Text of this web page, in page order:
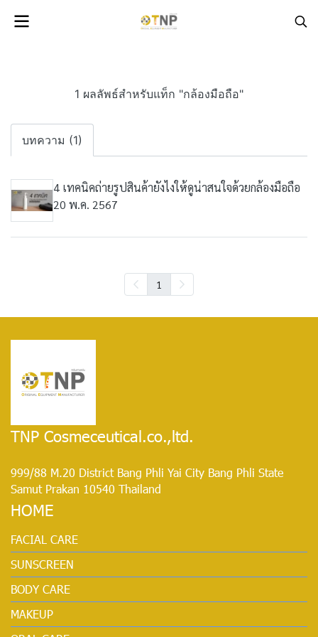
1 ผลลัพธ์สำหรับแท็ก "กล้องมือถือ"
บทความ (1)
4 เทคนิคถ่ายรูปสินค้ายังไงให้ดูน่าสนใจด้วยกล้องมือถือ
20 พ.ค. 2567
1
TNP Cosmeceutical.co.,ltd.
999/88 M.20 District Bang Phli Yai City Bang Phli State
Samut Prakan 10540 Thailand
HOME
FACIAL CARE
SUNSCREEN
BODY CARE
MAKEUP